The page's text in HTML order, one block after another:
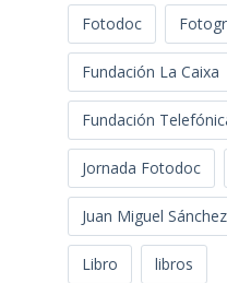
Fotodoc
Fundación La Caixa
Fundación
Jornada Fotodoc
Juan Miguel
Libro libros